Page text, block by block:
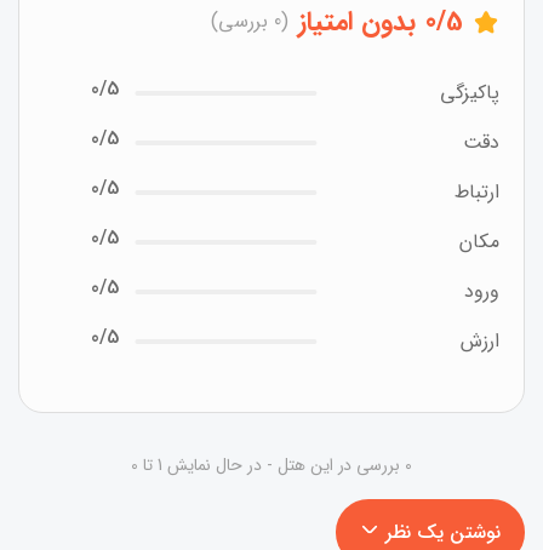
0/5 بدون امتیاز (0 بررسی)
پاکیزگی
0/5
دقت
0/5
ارتباط
0/5
مکان
0/5
ورود
0/5
ارزش
0/5
0 بررسی در این هتل - در حال نمایش 1 تا 0
نوشتن یک نظر